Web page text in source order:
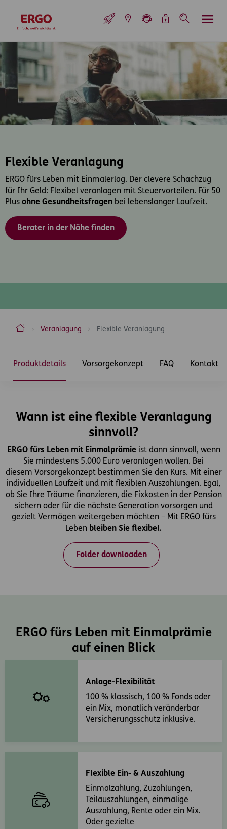
zur Startseite
Flexible Veranlagung
ERGO fürs Leben mit Einmalerlag. Der clevere Schachzug
für Ihr Geld: Flexibel veranlagen mit Steuervorteilen. Für 50
Plus ohne Gesundheitsfragen bei lebenslanger Laufzeit.
Berater in der Nähe finden
ERGO Versicherung Aktiengesellschaft
Veranlagung Flexible Veranlagung
Produktdetails
Vorsorgekonzept FAQ Kontakt
Wann ist eine flexible Veranlagung
sinnvoll?
ERGO fürs Leben mit Einmalprämieist dann sinnvoll, wenn
Sie mindestens 5.000 Euro veranlagen wollen. Bei
diesem Vorsorgekonzept bestimmen Sie den Kurs. Mit einer
individuellen Laufzeit und mit flexiblen Auszahlungen. Egal,
ob Sie Ihre Träume finanzieren, die Fixkosten in der Pension
sichern oder für die nächste Generation vorsorgen und
gezielt Vermögen weitergeben möchten – Mit ERGO fürs
Leben bleiben Sie flexibel.
Folder downloaden
ERGO fürs Leben mit Einmalprämie
auf einen Blick
Anlage-Flexibilität
100 % klassisch, 100 % Fonds oder
ein Mix, monatlich veränderbar
Versicherungsschutz inklusive.
Flexible Ein- & Auszahlung
Einmalzahlung, Zuzahlungen,
Teilauszahlungen, einmalige
Auszahlung, Rente oder ein Mix.
Oder gezielte